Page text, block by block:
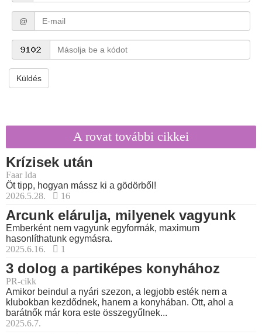
@
Küldés
A rovat további cikkei
Krízisek után
Faar Ida
Öt tipp, hogyan mássz ki a gödörből!
2026.5.28.
16
Arcunk elárulja, milyenek vagyunk
Emberként nem vagyunk egyformák, maximum
hasonlíthatunk egymásra.
2025.6.16.
1
3 dolog a partiképes konyhához
PR-cikk
Amikor beindul a nyári szezon, a legjobb esték nem a
klubokban kezdődnek, hanem a konyhában. Ott, ahol a
barátnők már kora este összegyűlnek...
2025.6.7.